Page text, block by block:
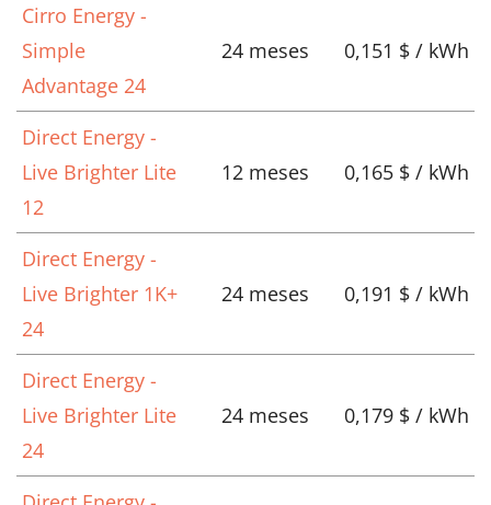
Cirro Energy -
Simple
Advantage 24
24 meses 0,151 $ / kWh
Direct Energy -
Live Brighter Lite
12
12 meses 0,165 $ / kWh
Direct Energy -
Live Brighter 1K+
24
24 meses 0,191 $ / kWh
Direct Energy -
Live Brighter Lite
24
24 meses 0,179 $ / kWh